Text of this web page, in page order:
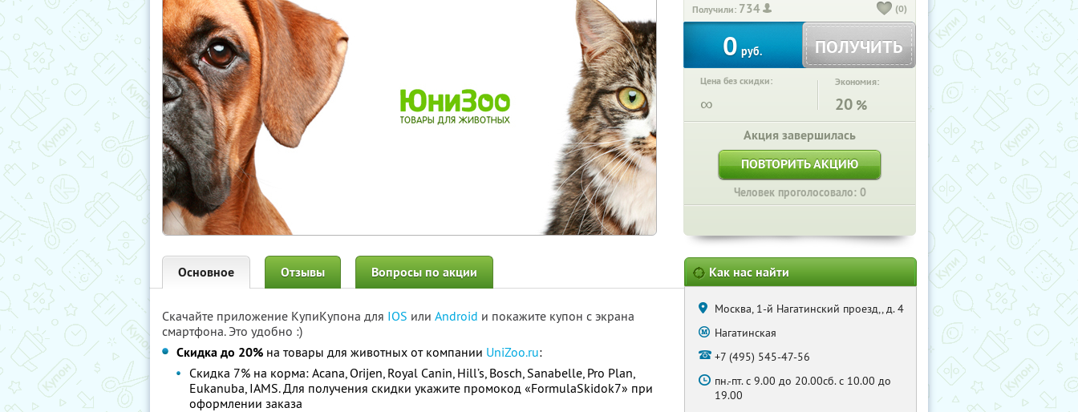
Получили: 734 (0)
0 руб. ПОЛУЧИТЬ
Цена без скидки:
∞
Экономия:
20 %
Акция завершилась
ПОВТОРИТЬ АКЦИЮ
Человек проголосовало: 0
Основное Отзывы Вопросы по акции
Скачайте приложение КупиКупона для IOS или Android и покажите купон с экрана
смартфона. Это удобно :)
Cкидка до 20% на товары для животных от компании UniZoo.ru:
Скидка 7% на корма: Acana, Orijen, Royal Canin, Hill’s, Bosch, Sanabelle, Pro Plan,
Eukanuba, IAMS. Для получения скидки укажите промокод «FormulaSkidok7» при
оформлении заказа
Как нас найти
Москва, 1-й Нагатинский проезд,, д. 4
Нагатинская
+7 (495) 545-47-56
пн.-пт. с 9.00 до 20.00сб. с 10.00 до
19.00